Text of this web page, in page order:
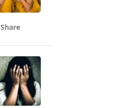
Share